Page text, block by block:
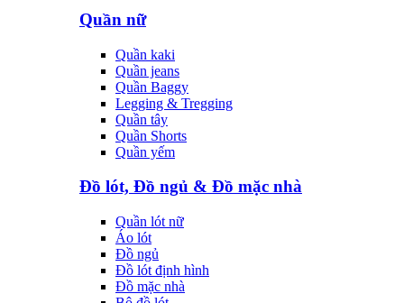
Quần nữ
Quần kaki
Quần jeans
Quần Baggy
Legging & Tregging
Quần tây
Quần Shorts
Quần yếm
Đồ lót, Đồ ngủ & Đồ mặc nhà
Quần lót nữ
Áo lót
Đồ ngủ
Đồ lót định hình
Đồ mặc nhà